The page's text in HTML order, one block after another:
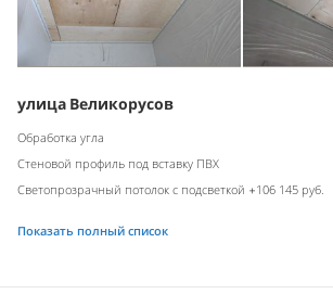
улица Великорусов
Обработка угла
Стеновой профиль под вставку ПВХ
Светопрозрачный потолок с подсветкой +106 145 руб.
Показать полный список